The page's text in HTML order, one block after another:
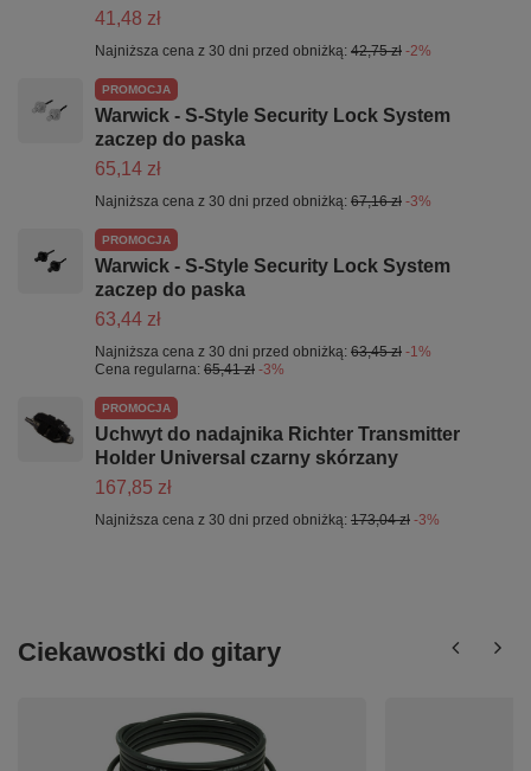
41,48 zł
Najniższa cena z 30 dni przed obniżką: 42,75 zł -2%
PROMOCJA
Warwick - S-Style Security Lock System
zaczep do paska
65,14 zł
Najniższa cena z 30 dni przed obniżką: 67,16 zł -3%
PROMOCJA
Warwick - S-Style Security Lock System
zaczep do paska
63,44 zł
Najniższa cena z 30 dni przed obniżką: 63,45 zł -1%
Cena regularna: 65,41 zł -3%
PROMOCJA
Uchwyt do nadajnika Richter Transmitter
Holder Universal czarny skórzany
167,85 zł
Najniższa cena z 30 dni przed obniżką: 173,04 zł -3%
Ciekawostki do gitary